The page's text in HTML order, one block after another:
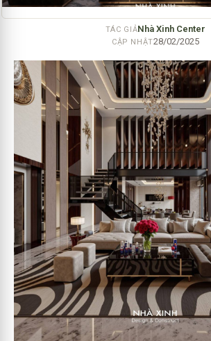
TÁC GIẢNhà Xinh Center
CẬP NHẬT28/02/2025